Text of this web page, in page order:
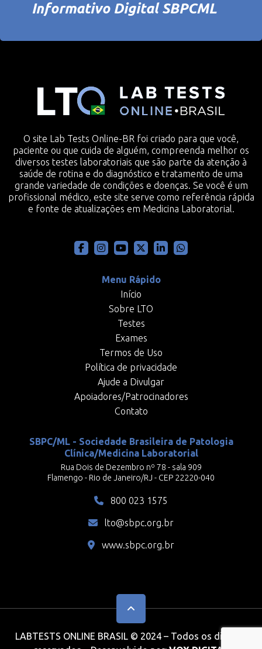
Informativo Digital SBPCML
O site Lab Tests Online-BR foi criado para que você,
paciente ou que cuida de alguém, compreenda melhor os
diversos testes laboratoriais que são parte da atenção à
saúde de rotina e do diagnóstico e tratamento de uma
grande variedade de condições e doenças. Se você é um
profissional médico, este site serve como referência rápida
e fonte de atualizações em Medicina Laboratorial.
Menu Rápido
Início
Sobre LTO
Testes
Exames
Termos de Uso
Política de privacidade
Ajude a Divulgar
Apoiadores/Patrocinadores
Contato
SBPC/ML - Sociedade Brasileira de Patologia
Clínica/Medicina Laboratorial
Rua Dois de Dezembro nº 78 - sala 909
Flamengo - Rio de Janeiro/RJ - CEP 22220-040
800 023 1575
lto@sbpc.org.br
www.sbpc.org.br
LABTESTS ONLINE BRASIL © 2024 – Todos os direitos